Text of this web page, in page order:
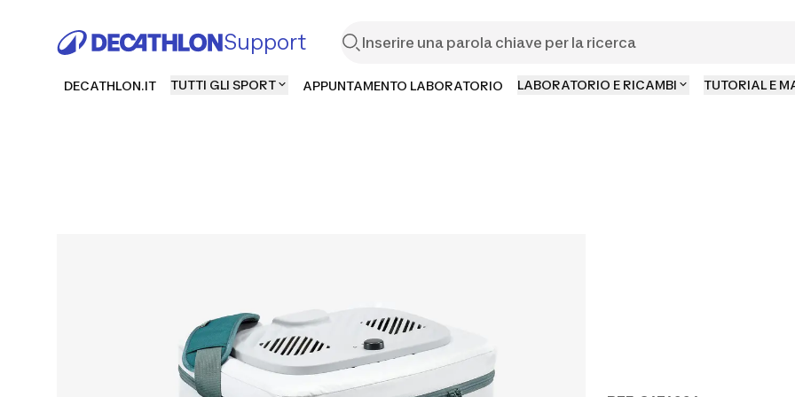
Support
DECATHLON.IT TUTTI GLI SPORT APPUNTAMENTO LABORATORIO LABORATORIO E RICAMBI TUTORIAL E